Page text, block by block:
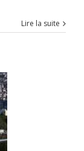
Lire la suite